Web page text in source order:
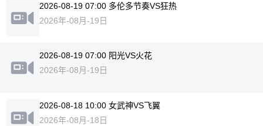
2026-08-19 07:00 多伦多节奏VS狂热
2026年-08月-19日
2026-08-19 07:00 阳光VS火花
2026年-08月-19日
2026-08-18 10:00 女武神VS飞翼
2026年-08月-18日